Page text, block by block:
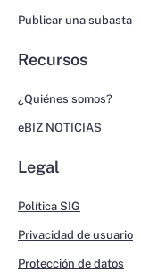
Publicar una subasta
Recursos
¿Quiénes somos?
eBIZ NOTICIAS
Legal
Política SIG
Privacidad de usuario
Protección de datos